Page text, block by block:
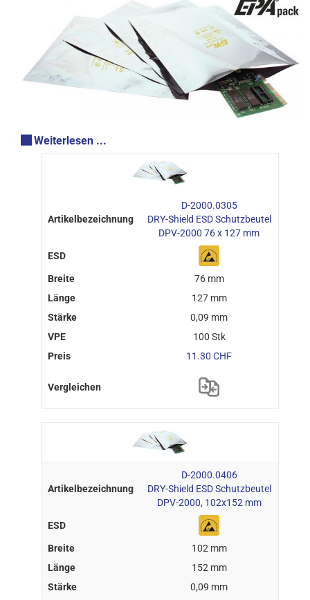
Weiterlesen ...
D-2000.0305
DRY-Shield ESD Schutzbeutel
DPV-2000 76 x 127 mm
76 mm
127 mm
0,09 mm
100 Stk
11.30 CHF
D-2000.0406
DRY-Shield ESD Schutzbeutel
DPV-2000, 102x152 mm
102 mm
152 mm
0,09 mm